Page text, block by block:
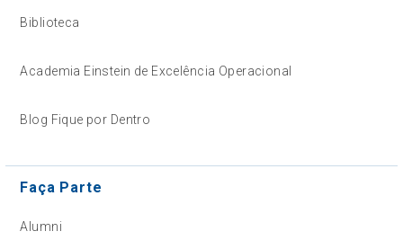
Biblioteca
Academia Einstein de Excelência Operacional
Blog Fique por Dentro
Faça Parte
Alumni